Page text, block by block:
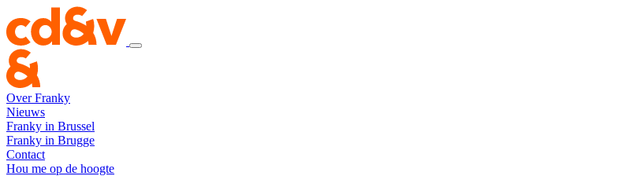
Over Franky
Nieuws
Franky in Brussel
Franky in Brugge
Contact
Hou me op de hoogte